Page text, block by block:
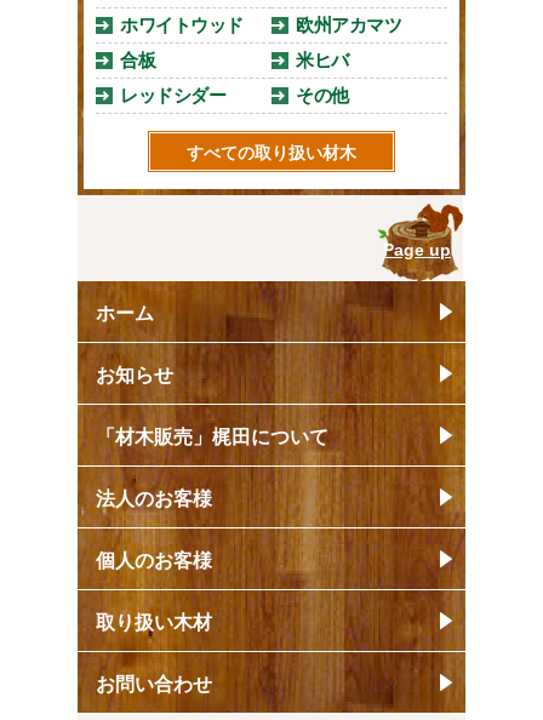
ホワイトウッド
欧州アカマツ
合板
米ヒバ
レッドシダー
その他
すべての取り扱い材木
Page up
ホーム
お知らせ
「材木販売」梶田について
法人のお客様
個人のお客様
取り扱い木材
お問い合わせ